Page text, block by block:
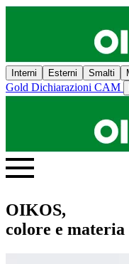
Interni Esterni Smalti
Gold Dichiarazioni CAM
OIKOS,
colore e materia